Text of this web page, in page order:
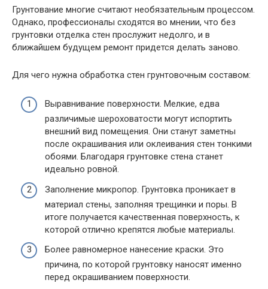
Грунтование многие считают необязательным процессом.
Однако, профессионалы сходятся во мнении, что без
грунтовки отделка стен прослужит недолго, и в
ближайшем будущем ремонт придется делать заново.
Для чего нужна обработка стен грунтовочным составом:
Выравнивание поверхности. Мелкие, едва
различимые шероховатости могут испортить
внешний вид помещения. Они станут заметны
после окрашивания или оклеивания стен тонкими
обоями. Благодаря грунтовке стена станет
идеально ровной.
Заполнение микропор. Грунтовка проникает в
материал стены, заполняя трещинки и поры. В
итоге получается качественная поверхность, к
которой отлично крепятся любые материалы.
Более равномерное нанесение краски. Это
причина, по которой грунтовку наносят именно
перед окрашиванием поверхности.